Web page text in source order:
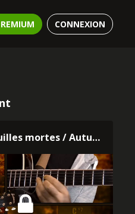
CONNEXION
Les feuilles mortes / Autumn Leaves - Accompagnement d'une basse